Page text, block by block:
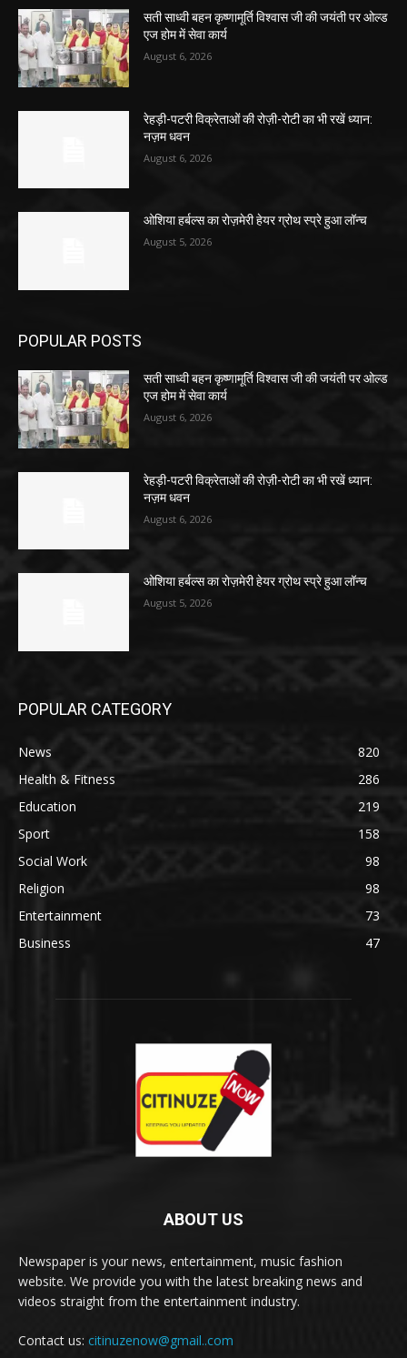
सती साध्वी बहन कृष्णामूर्ति विश्वास जी की जयंती पर ओल्ड
एज होम में सेवा कार्य
August 6, 2026
रेहड़ी-पटरी विक्रेताओं की रोज़ी-रोटी का भी रखें ध्यान:
नज़म धवन
August 6, 2026
ओशिया हर्बल्स का रोज़मेरी हेयर ग्रोथ स्प्रे हुआ लॉन्च
August 5, 2026
POPULAR POSTS
सती साध्वी बहन कृष्णामूर्ति विश्वास जी की जयंती पर ओल्ड
एज होम में सेवा कार्य
August 6, 2026
रेहड़ी-पटरी विक्रेताओं की रोज़ी-रोटी का भी रखें ध्यान:
नज़म धवन
August 6, 2026
ओशिया हर्बल्स का रोज़मेरी हेयर ग्रोथ स्प्रे हुआ लॉन्च
August 5, 2026
POPULAR CATEGORY
News
820
Health & Fitness
286
Education
219
Sport
158
Social Work
98
Religion
98
Entertainment
73
Business
47
ABOUT US
Newspaper is your news, entertainment, music fashion
website. We provide you with the latest breaking news and
videos straight from the entertainment industry.
Contact us: citinuzenow@gmail..com